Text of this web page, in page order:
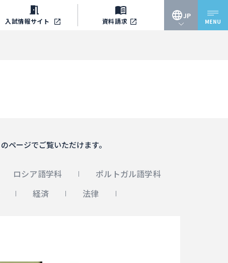
入試情報サイト 資料請求
JP
MENU
のページでご覧いただけます。
ロシア語学科
ポルトガル語学科
経済 法律